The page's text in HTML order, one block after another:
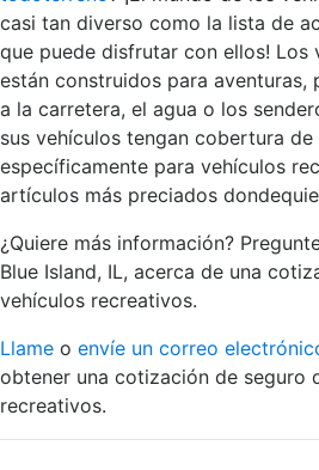
casi tan diverso como la lista de
que puede disfrutar con ellos! Los
están construidos para aventuras,
a la carretera, el agua o los
sus vehículos tengan cobertura
específicamente para vehículos
artículos más preciados
¿Quiere más información?
Blue Island, IL, acerca de una
vehículos recreativos.
Llame o envíe un correo
obtener una cotización de seguro
recreativos.